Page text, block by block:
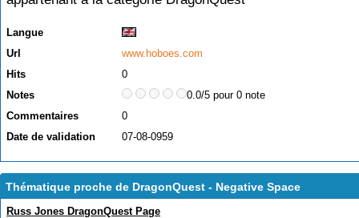
Langue
Url
www.hoboes.com
Hits
0
Notes
0.0/5 pour 0 note
Commentaires
0
Date de validation
07-08-0959
Thématique proche de DragonQuest - Negative Space
Russ Jones DragonQuest Page